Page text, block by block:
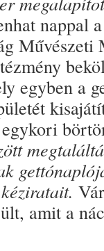
nappal
egyben a
amit a